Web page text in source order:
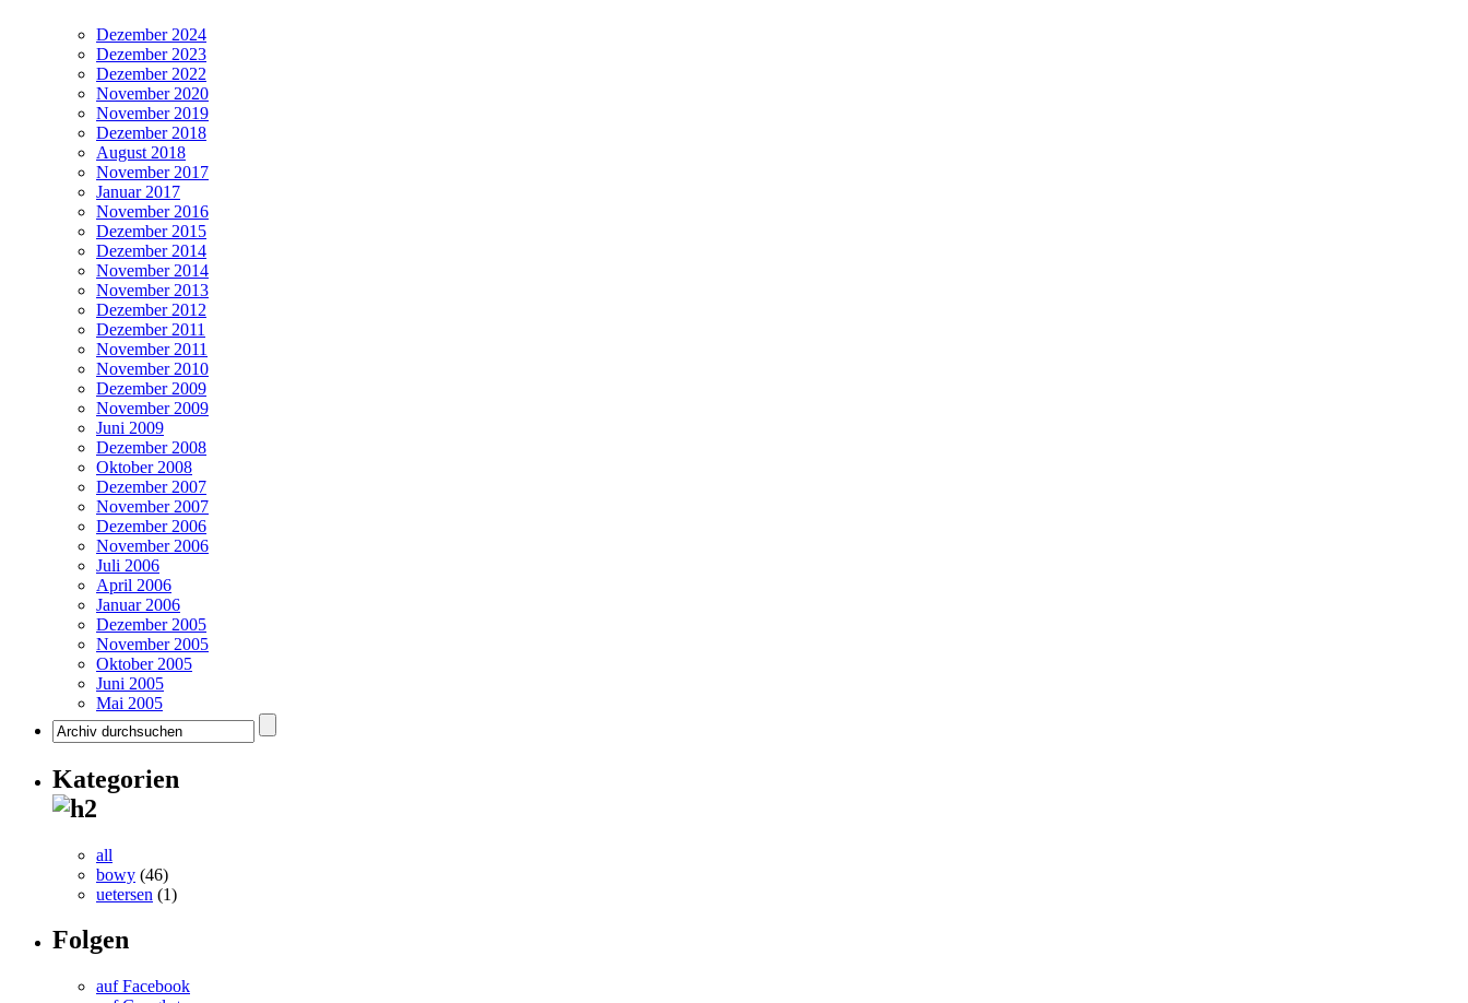
Dezember 2024
Dezember 2023
Dezember 2022
November 2020
November 2019
Dezember 2018
August 2018
November 2017
Januar 2017
November 2016
Dezember 2015
Dezember 2014
November 2014
November 2013
Dezember 2012
Dezember 2011
November 2011
November 2010
Dezember 2009
November 2009
Juni 2009
Dezember 2008
Oktober 2008
Dezember 2007
November 2007
Dezember 2006
November 2006
Juli 2006
April 2006
Januar 2006
Dezember 2005
November 2005
Oktober 2005
Juni 2005
Mai 2005
Kategorien
all
bowy (46)
uetersen (1)
Folgen
auf Facebook